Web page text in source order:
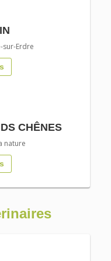
sur-Erdre
CHÊNES
nature